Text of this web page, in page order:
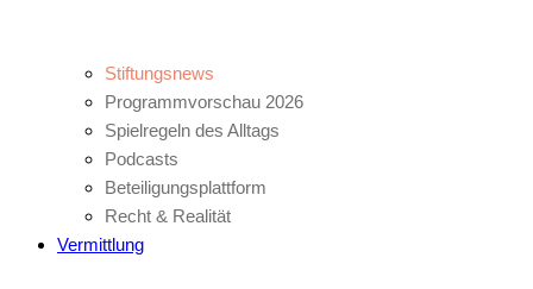
Stiftungsnews
Programmvorschau 2026
Spielregeln des Alltags
Podcasts
Beteiligungsplattform
Recht & Realität
Vermittlung